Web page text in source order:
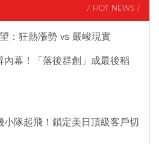
/ HOT NEWS /
：狂熱漲勢 vs 嚴峻現實
幕！「落後群創」成最後稻
隊起飛！鎖定美日頂級客戶切